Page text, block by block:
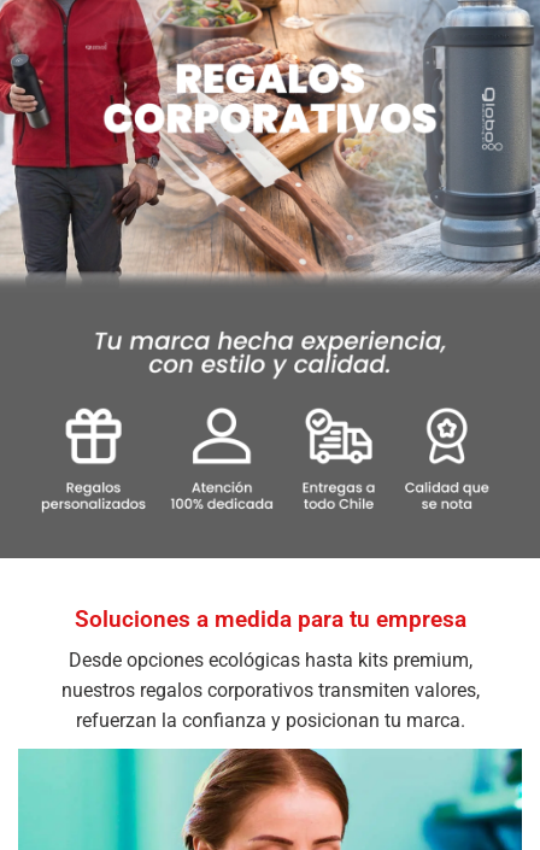
Soluciones a medida para tu empresa
Desde opciones ecológicas hasta kits premium,
nuestros regalos corporativos transmiten valores,
refuerzan la confianza y posicionan tu marca.